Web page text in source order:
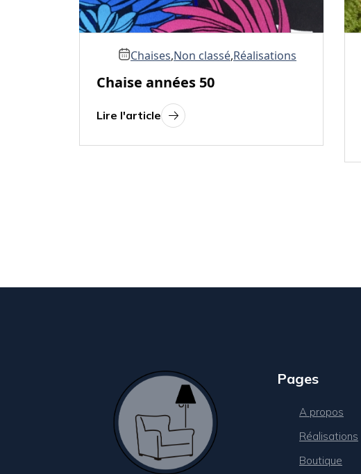
Chaises,Non classé,Réalisations
Chaise années 50
Lire l'article
Pages
A propos
Réalisations
Boutique